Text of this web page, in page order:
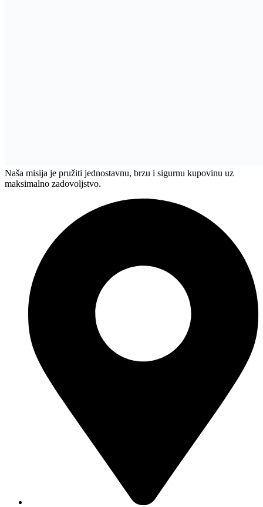
Naša misija je pružiti jednostavnu, brzu i sigurnu kupovinu uz
maksimalno zadovoljstvo.